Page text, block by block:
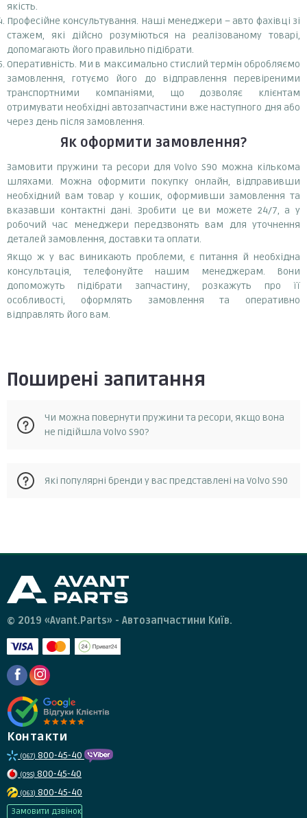
якість.
Професійне консультування. Наші менеджери – авто фахівці зі
стажем, які дійсно розуміються на реалізованому товарі,
допомагають його правильно підібрати.
Оперативність. Ми в максимально стислий термін обробляємо
замовлення, готуємо його до відправлення перевіреними
транспортними компаніями, що дозволяє клієнтам
отримувати необхідні автозапчастини вже наступного дня або
через день після замовлення.
Як оформити замовлення?
Замовити пружини та ресори для Volvo S90 можна кількома
шляхами. Можна оформити покупку онлайн, відправивши
необхідний вам товар у кошик, оформивши замовлення та
вказавши контактні дані. Зробити це ви можете 24/7, а у
робочий час менеджери передзвонять вам для уточнення
деталей замовлення, доставки та оплати.
Якщо ж у вас виникають проблеми, є питання й необхідна
консультація, телефонуйте нашим менеджерам. Вони
допоможуть підібрати запчастину, розкажуть про її
особливості, оформлять замовлення та оперативно
відправлять його вам.
Поширені запитання
Чи можна повернути пружини та ресори, якщо вона
не підійшла Volvo S90?
можна повернути протягом 14 днів з моменту отримання.
Які популярні бренди у вас представлені на Volvo S90
© 2019 «Avant.Parts» - Автозапчастини Київ.
Контакти
(067) 800-45-40
(095) 800-45-40
(063) 800-45-40
Замовити дзвінок